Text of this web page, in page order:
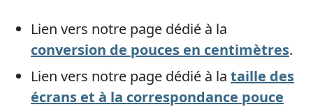
Lien vers notre page dédié à la
conversion de pouces en centimètres.
Lien vers notre page dédié à la taille des
écrans et à la correspondance pouce